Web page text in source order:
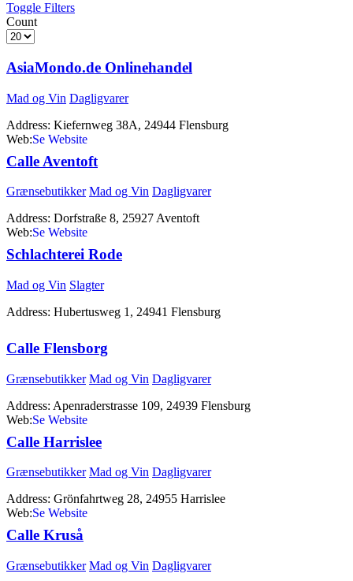
Toggle Filters
Count
AsiaMondo.de Onlinehandel
Mad og Vin Dagligvarer
Address: Kiefernweg 38A, 24944 Flensburg
Web:http://www.asiamondo.de
Calle Aventoft
Grænsebutikker Mad og Vin Dagligvarer
Address: Dorfstraße 8, 25927 Aventoft
Web:http://www.calle.dk
Schlachterei Rode
Mad og Vin Slagter
Address: Hubertusweg 1, 24941 Flensburg
Calle Flensborg
Grænsebutikker Mad og Vin Dagligvarer
Address: Apenraderstrasse 109, 24939 Flensburg
Web:http://www.calle.dk
Calle Harrislee
Grænsebutikker Mad og Vin Dagligvarer
Address: Grönfahrtweg 28, 24955 Harrislee
Web:http://www.calle.dk
Calle Kruså
Grænsebutikker Mad og Vin Dagligvarer